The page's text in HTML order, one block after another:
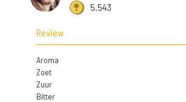
5.543
Review
Aroma
Zoet
Zuur
Bitter